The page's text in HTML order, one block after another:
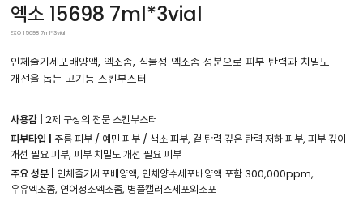
엑소 15698 7ml*3vial
EXO 15698 7ml*3vial
인체줄기세포배양액, 엑소좀, 식물성 엑소좀 성분으로 피부 탄력과 치밀도
개선을 돕는 고기능 스킨부스터
사용감 | 2제 구성의 전문 스킨부스터
피부타입 |
주름 피부 / 예민 피부 / 색소 피부, 겉 탄력·깊은 탄력 저하 피부, 피부 깊이
개선 필요 피부, 피부 치밀도 개선 필요 피부
주요 성분 |
인체줄기세포배양액, 인체양수세포배양액 포함 300,000ppm,
우유엑소좀, 연어정소엑소좀, 병풀캘러스세포외소포